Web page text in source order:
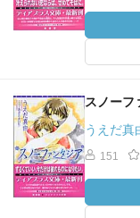
スノーフ
うえだ真
151